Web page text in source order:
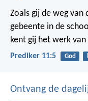
Zoals gij de weg van
gebeente in de
kent gij het werk
Prediker 11:5 God
Ontvang de